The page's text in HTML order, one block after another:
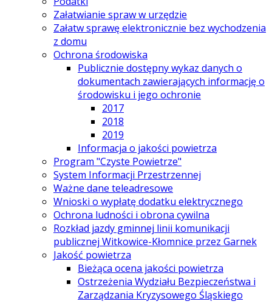
Załatwianie spraw w urzędzie
Załatw sprawę elektronicznie bez wychodzenia
z domu
Ochrona środowiska
Publicznie dostępny wykaz danych o
dokumentach zawierających informację o
środowisku i jego ochronie
2017
2018
2019
Informacja o jakości powietrza
Program "Czyste Powietrze"
System Informacji Przestrzennej
Ważne dane teleadresowe
Wnioski o wypłatę dodatku elektrycznego
Ochrona ludności i obrona cywilna
Rozkład jazdy gminnej linii komunikacji
publicznej Witkowice-Kłomnice przez Garnek
Jakość powietrza
Bieżąca ocena jakości powietrza
Ostrzeżenia Wydziału Bezpieczeństwa i
Zarządzania Kryzysowego Śląskiego